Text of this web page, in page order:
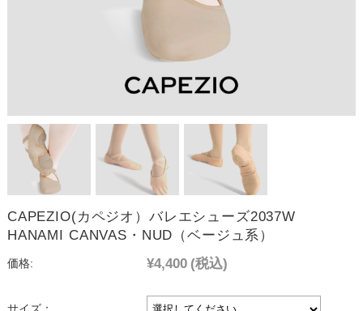
CAPEZIO(カペジオ）バレエシューズ2037W
HANAMI CANVAS・NUD（ベージュ系）
価格: ¥4,400 (税込)